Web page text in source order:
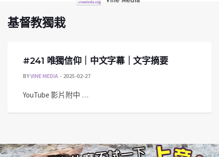
基督教獨栽
#241 唯獨信仰｜中文字幕｜文字摘要
BYVINE MEDIA 2025-02-27
YouTube 影片附中 …